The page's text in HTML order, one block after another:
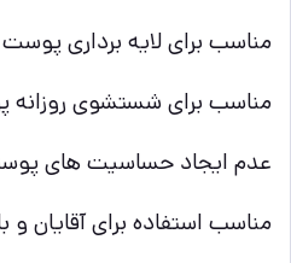
مناسب برای لایه برداری پوست
مناسب برای شستشوی
عدم ایجاد حساسیت های
مناسب استفاده برای آقایان و